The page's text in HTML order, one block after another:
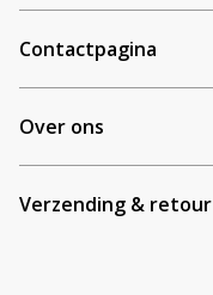
Contactpagina
Over ons
Verzending & retour